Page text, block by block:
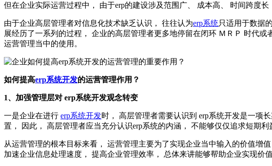
但在企业实际运营过程中， 由于erp的建设涉及范围广、 成本高、 时间跨度
由于企业高层管理者对信息化技术缺乏认识， 往往认为erp系统只适用于数据
展经历了一系列的过程， 企业的高层管理者更多地停留在闭环 ＭＲＰ 时代
运营管理当中的使用。
如何提高erp系统开发的运营管理作用？
1、加强管理层对 erp系统开发观念转变
一是企业在进行 erp系统开发时， 高层管理者需要认识到 erp系统开发是一项
置， 因此， 高层管理者应当充分认识erp系统的内涵， 不能够仅仅追求短期
从运营管理的根本目标来看， 运营管理主要为了实现企业当中输入的价值增
加速企业信息处理速度， 提高企业管理效率， 总体来讲能够帮助企业实现价值